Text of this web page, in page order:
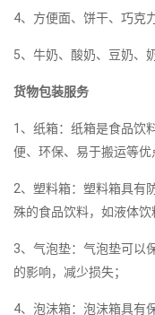
4、方便面、饼干、巧克
5、牛奶、酸奶、豆奶、
货物包装服务
1、纸箱：纸箱是食品饮
便、环保、易于搬运等优
2、塑料箱：塑料箱具有
殊的食品饮料，如液体饮
3、气泡垫：气泡垫可以
的影响，减少损失；
4、泡沫箱：泡沫箱具有